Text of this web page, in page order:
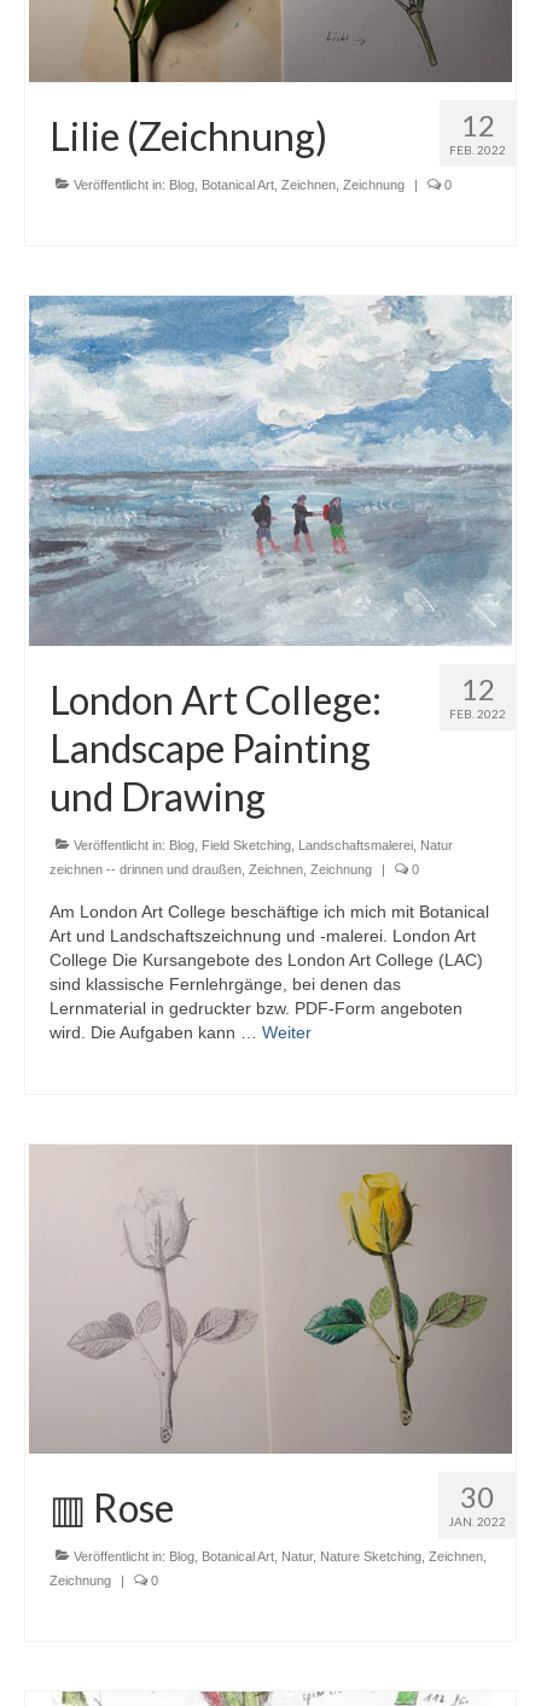
12
FEB. 2022
Lilie (Zeichnung)
Veröffentlicht in: Blog Botanical Art Zeichnen Zeichnung | 0
12
FEB. 2022
London Art College:
Landscape Painting
und Drawing
Veröffentlicht in: Blog Field Sketching Landschaftsmalerei Natur
zeichnen -- drinnen und draußen Zeichnen Zeichnung | 0
Am London Art College beschäftige ich mich mit Botanical
Art und Landschaftszeichnung und -malerei. London Art
College Die Kursangebote des London Art College (LAC)
sind klassische Fernlehrgänge, bei denen das
Lernmaterial in gedruckter bzw. PDF-Form angeboten
wird. Die Aufgaben kann … Weiter
30
JAN. 2022
▥ Rose
Veröffentlicht in: Blog Botanical Art Natur, Nature Sketching Zeichnen
Zeichnung
| 0